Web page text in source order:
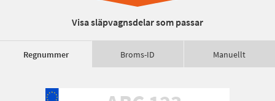
Visa släpvagnsdelar som passar
Regnummer Broms-ID Manuellt